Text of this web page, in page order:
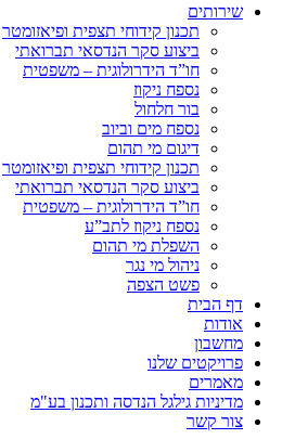
שירותים
תכנון קידוחי תצפית ופיאזומטר
ביצוע סקר הנדסאי תברואתי
חו”ד הידרולוגית – משפטית
נספח ניקוז
בור חלחול
נספח מים וביוב
דיגום מי תהום
תכנון קידוחי תצפית ופיאזומטר
ביצוע סקר הנדסאי תברואתי
חו”ד הידרולוגית – משפטית
נספח ניקוז לתב”ע
השפלת מי תהום
ניהול מי נגר
פשט הצפה
דף הבית
אודות
מחשבון
פרויקטים שלנו
מאמרים
מדיניות גילגל הנדסה ותכנון בע"מ
צור קשר